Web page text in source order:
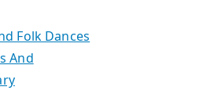
Folk Dances
And